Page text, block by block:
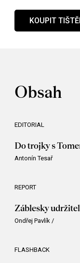
KOUPIT
Obsah
EDITORIAL
Do trojky s
Antonín Tesař
REPORT
Záblesky
Ondřej Pavlík /
FLASHBACK